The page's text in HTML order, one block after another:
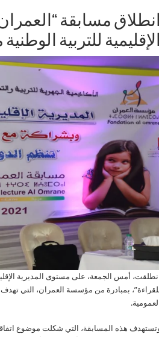
انطلاق مسابقة
الإقليمية للتربية
انطلقت، أمس الجمعة، على مستوى المديرية
بمبادرة من مؤسسة العمران، التي
العمومية.
هذه المسابقة، التي شكلت موضوع